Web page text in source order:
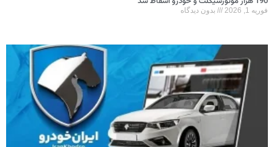
فوریه 1, 2026 بدون دیدگاه